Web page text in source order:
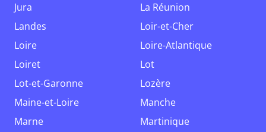
Jura
La Réunion
Landes
Loir-et-Cher
Loire
Loire-Atlantique
Loiret
Lot
Lot-et-Garonne
Lozère
Maine-et-Loire
Manche
Marne
Martinique